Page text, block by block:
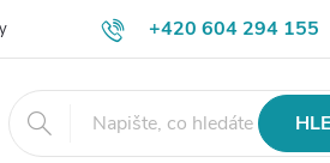
+420 604 294 155
Výměna, vrácení a reklamace zboží